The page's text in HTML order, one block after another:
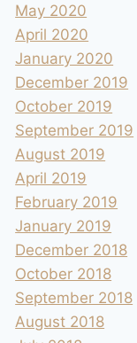
May 2020
April 2020
January 2020
December 2019
October 2019
September 2019
August 2019
April 2019
February 2019
January 2019
December 2018
October 2018
September 2018
August 2018